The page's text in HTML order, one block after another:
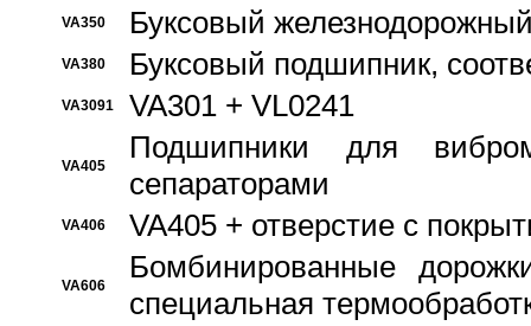
VA350 Буксовый
VA380 Буксовый подшипник,
VA3091 VA301 + VL0241
VA405
Подшипники для
сепараторами
VA406 VA405 + отверстие с
VA606
Бомбинированные
специальная